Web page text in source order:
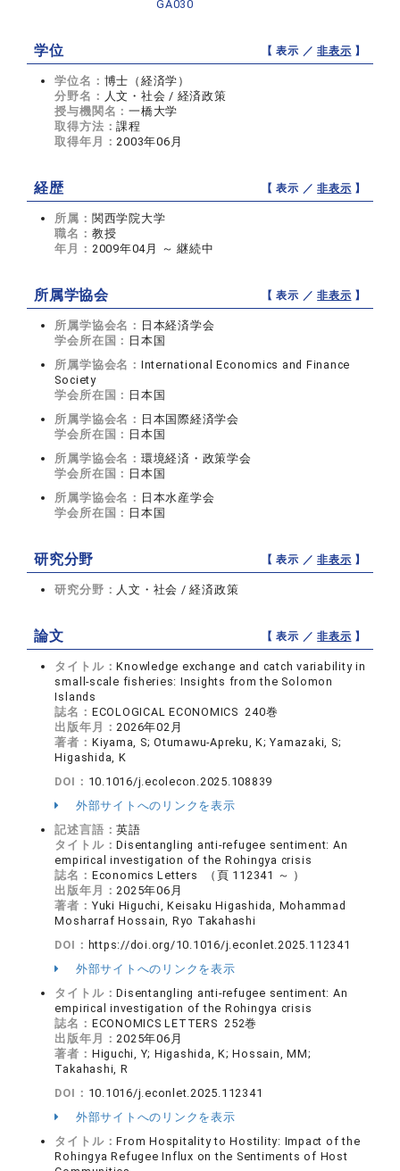
GA030
学位 【 表示 ／非表示 】
学位名： 博士（経済学）
分野名： 人文・社会 / 経済政策
授与機関名：一橋大学
取得方法：課程
取得年月：2003年06月
経歴 【 表示 ／非表示 】
所属： 関西学院大学
職名： 教授
年月： 2009年04月 ～ 継続中
所属学協会 【 表示 ／非表示 】
所属学協会名： 日本経済学会
学会所在国： 日本国
所属学協会名： International Economics and Finance
Society
学会所在国： 日本国
所属学協会名： 日本国際経済学会
学会所在国： 日本国
所属学協会名： 環境経済・政策学会
学会所在国： 日本国
所属学協会名： 日本水産学会
学会所在国： 日本国
研究分野 【 表示 ／非表示 】
研究分野： 人文・社会 / 経済政策
論文 【 表示 ／非表示 】
タイトル：Knowledge exchange and catch variability in
small-scale fisheries: Insights from the Solomon
Islands
誌名： ECOLOGICAL ECONOMICS 240巻
出版年月：2026年02月
著者： Kiyama, S; Otumawu-Apreku, K; Yamazaki, S;
Higashida, K
DOI： 10.1016/j.ecolecon.2025.108839
外部サイトへのリンクを表示
記述言語：英語
タイトル：Disentangling anti-refugee sentiment: An
empirical investigation of the Rohingya crisis
誌名： Economics Letters （頁 112341 ～ ）
出版年月：2025年06月
著者： Yuki Higuchi, Keisaku Higashida, Mohammad
Mosharraf Hossain, Ryo Takahashi
DOI： https://doi.org/10.1016/j.econlet.2025.112341
外部サイトへのリンクを表示
タイトル：Disentangling anti-refugee sentiment: An
empirical investigation of the Rohingya crisis
誌名： ECONOMICS LETTERS 252巻
出版年月：2025年06月
著者： Higuchi, Y; Higashida, K; Hossain, MM;
Takahashi, R
DOI： 10.1016/j.econlet.2025.112341
外部サイトへのリンクを表示
タイトル：From Hospitality to Hostility: Impact of the
Rohingya Refugee Influx on the Sentiments of Host